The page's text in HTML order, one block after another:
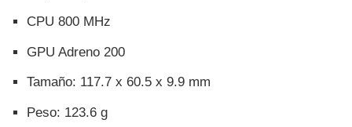
CPU 800 MHz
GPU Adreno 200
Tamaño: 117.7 x 60.5 x 9.9 mm
Peso: 123.6 g